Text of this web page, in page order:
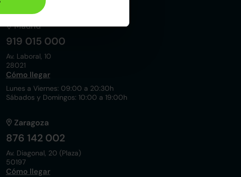
Madrid
919 015 000
Av. Laboral, 10
28021
Cómo llegar
Lunes a Viernes: 09:00 a 20:30h
Sábados y Domingos: 10:00 a 19:00h
Zaragoza
876 142 002
Av. Diagonal, 20 (Plaza)
50197
Cómo llegar